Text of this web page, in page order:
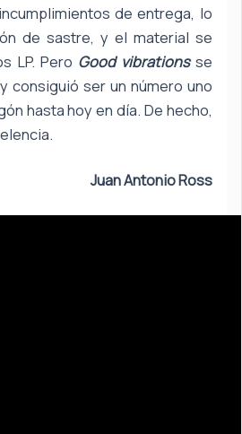
de entrega, lo
de sastre, y el material se
LP. Pero Good vibrationsse
consiguió ser un número uno
hasta hoy en día. De hecho,
Juan Antonio Ross